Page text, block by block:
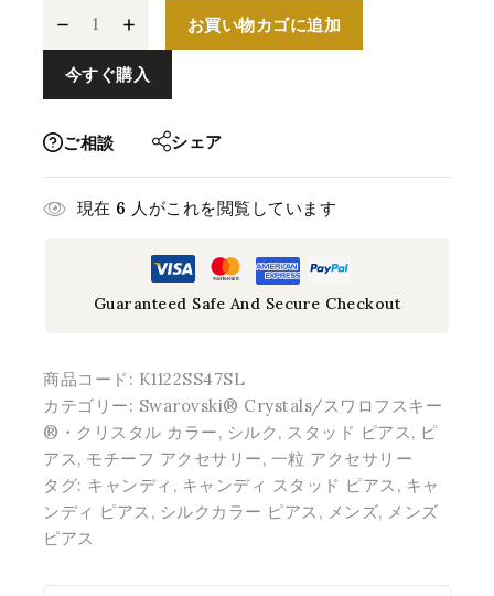
お買い物カゴに追加
今すぐ購入
ご相談 シェア
現在 6 人がこれを閲覧しています
Guaranteed Safe And Secure Checkout
商品コード: K1122SS47SL
カテゴリー: Swarovski® Crystals/スワロフスキー
®・クリスタル カラー, シルク , スタッド ピアス, ピ
アス, モチーフ アクセサリー, 一粒 アクセサリー
タグ: キャンディ , キャンディ スタッド ピアス , キャ
ンディ ピアス , シルクカラー ピアス , メンズ, メンズ
ピアス